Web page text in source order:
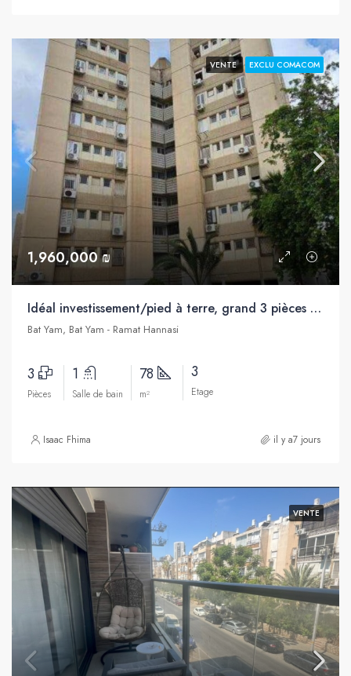
VENTE EXCLU COMACOM
1,960,000 ₪
Idéal investissement/pied à terre, grand 3 pièces à vendre, bon emplacement, centre-ville, Bat Yam
Bat Yam, Bat Yam - Ramat Hannasi
3
Pièces
1
Salle de bain
78
m²
3
Etage
Isaac Fhima il y a7 jours
VENTE